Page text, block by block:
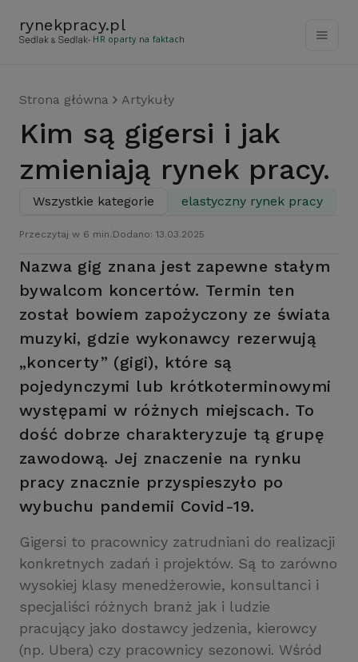
rynekpracy.pl
- HR oparty na faktach
Strona główna Artykuły
Kim są gigersi i jak
zmieniają rynek pracy.
Wszystkie kategorie elastyczny rynek pracy
Przeczytaj w 6 min. Dodano: 13.03.2025
Nazwa gig znana jest zapewne stałym
bywalcom koncertów. Termin ten
został bowiem zapożyczony ze świata
muzyki, gdzie wykonawcy rezerwują
„koncerty” (gigi), które są
pojedynczymi lub krótkoterminowymi
występami w różnych miejscach. To
dość dobrze charakteryzuje tą grupę
zawodową. Jej znaczenie na rynku
pracy znacznie przyspieszyło po
wybuchu pandemii Covid-19.
Gigersi to pracownicy zatrudniani do realizacji
konkretnych zadań i projektów. Są to zarówno
wysokiej klasy menedżerowie, konsultanci i
specjaliści różnych branż jak i ludzie
pracujący jako dostawcy jedzenia, kierowcy
(np. Ubera) czy pracownicy sezonowi. Wśród